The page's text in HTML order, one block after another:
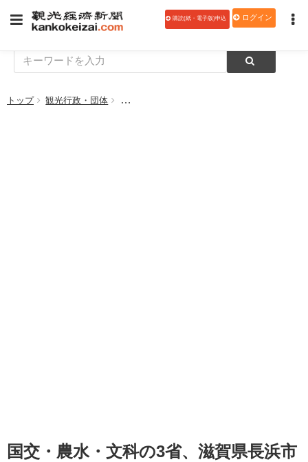
購読(紙・電子版)申込 ログイン
トップ 観光行政・団体 国交・農水・文科の3省、滋賀県長浜市の歴史
国交・農水・文科の3省、滋賀県長浜市